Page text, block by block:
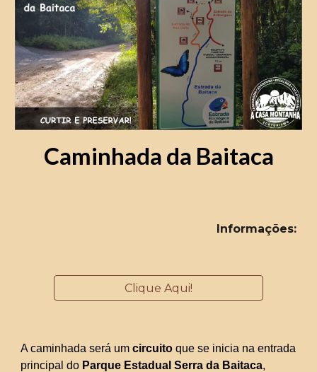
Caminhada da Baitaca
Informações:
Clique Aqui!
A caminhada será umcircuito que se inicia na entrada
principal do Parque Estadual Serra da Baitaca,